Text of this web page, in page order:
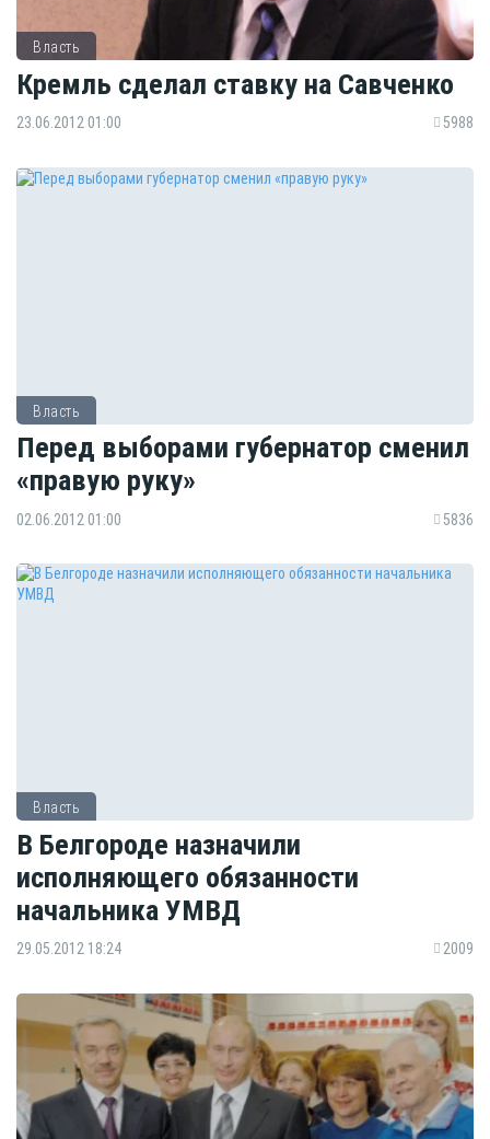
Власть
Кремль сделал ставку на Савченко
23.06.2012 01:00 5988
Власть
Перед выборами губернатор сменил
«правую руку»
02.06.2012 01:00 5836
Власть
В Белгороде назначили
исполняющего обязанности
начальника УМВД
29.05.2012 18:24 2009